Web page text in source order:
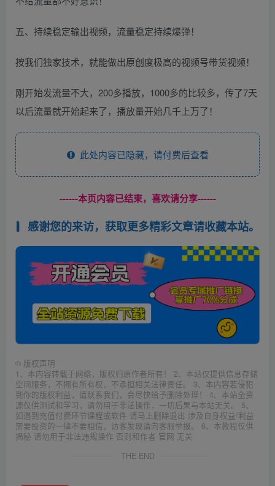
五、持续稳定输出视频，流量稳定持续爆弹！
按我们独家技术，就能做出原创度极高的视频号带货视频！
刚开始发流量不大，200多播放，1000多的比较多，传了7天
以后流量就开始起来了，播放量开始几千上万了！
此处内容已隐藏，请付费后查看
------本页内容已结束，喜欢请分享------
感谢您的来访，获取更多精彩文章请收藏本站。
© 版权声明
1、本内容转载于网络，版权归原作者所有！ 2、本站仅提供信息存储
空间服务，不拥有所有权，不承担相关法律责任。 3、本内容若侵犯
到你的版权利益，请联系我们，会尽快给予删除处理！ 4、本站全资
源仅供测试和学习，请勿用于非法操作，一切后果与本站无关。 5、
如遇到充值付费环节课程或软件 请马上删除退出 涉及自身权益/利益
需要投资的一律不要相信，访客发现请向客服举报。 6、本教程仅供
揭秘 请勿用于非法违规操作 否则和作者 官网 无关
THE END